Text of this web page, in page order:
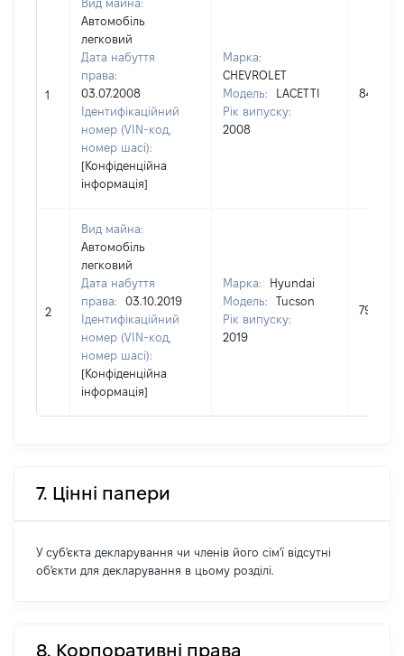
1
Вид майна:
Автомобіль
легковий
Дата набуття
права:
03.07.2008
Ідентифікаційний
номер (VIN-код,
номер шасі):
[Конфіденційна
інформація]
Марка:
CHEVROLET
Модель:
LACETTI
Рік випуску:
2008
84660
2
Вид майна:
Автомобіль
легковий
Дата набуття
права:
03.10.2019
Ідентифікаційний
номер (VIN-код,
номер шасі):
[Конфіденційна
інформація]
Марка:
Hyundai
Модель:
Tucson
Рік випуску:
2019
791400
7. Цінні папери
У суб'єкта декларування чи членів його сім'ї відсутні
об'єкти для декларування в цьому розділі.
8. Корпоративні права